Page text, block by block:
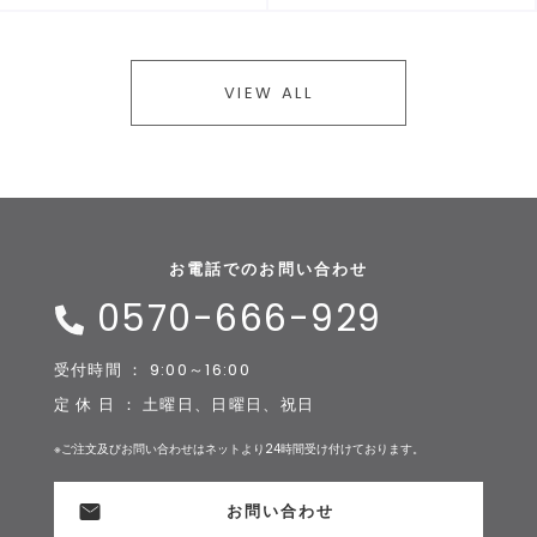
VIEW ALL
お電話でのお問い合わせ
0570-666-929
受付時間 ： 9:00～16:00
定 休 日 ： 土曜日、日曜日、祝日
※ご注文及びお問い合わせはネットより24時間受け付けております。
お問い合わせ